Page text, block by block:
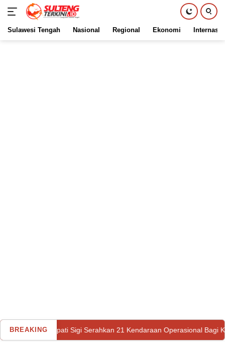
Sulawesi Tengah Nasional Regional Ekonomi
BREAKING
Bupati Sigi Serahkan 21 Kendaraan Operasional Bagi Kepsek di